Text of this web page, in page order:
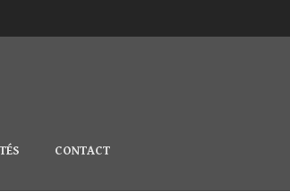
CONTACT